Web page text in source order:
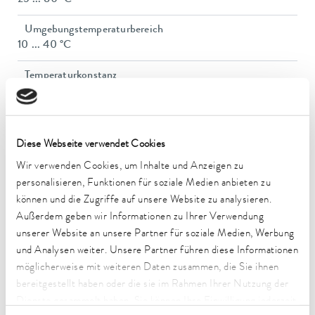
Diese Webseite verwendet Cookies
Wir verwenden Cookies, um Inhalte und Anzeigen zu
personalisieren, Funktionen für soziale Medien anbieten zu
können und die Zugriffe auf unsere Website zu analysieren.
Außerdem geben wir Informationen zu Ihrer Verwendung
unserer Website an unsere Partner für soziale Medien, Werbung
und Analysen weiter. Unsere Partner führen diese Informationen
möglicherweise mit weiteren Daten zusammen, die Sie ihnen
bereitgestellt haben oder die sie im Rahmen Ihrer Nutzung der
Umgebungstemperaturbereich
10 ... 40 °C
Temperaturkonstanz
0,5 ± K
0,3 kW
Leistungsaufnahme max.
0,3 kW
Leistungsaufnahme
Dimensions_bath_Diameter_H
200 x 60 mm
Abmessungen (BxTxH)